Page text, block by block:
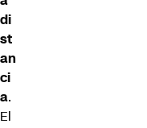
di
st
an
ci
a.
El